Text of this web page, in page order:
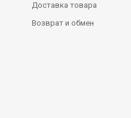
Доставка товара
Возврат и обмен